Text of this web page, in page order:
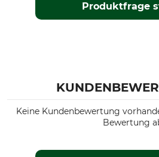
Produktfrage
Keine Kundenbewertung
Bewertung